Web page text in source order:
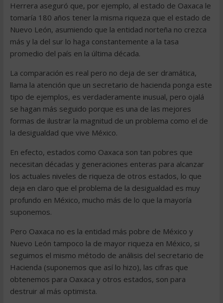
Herrera aseguró que, por ejemplo, al estado de Oaxaca le
tomaría 180 años tener la misma riqueza que el estado de
Nuevo León, asumiendo que la entidad norteña no crezca
más y la del sur lo haga constantemente a la tasa
promedio del país en la última década.
La comparación es real pero no deja de ser dramática,
llama la atención que un secretario de hacienda ponga este
tipo de ejemplos, es verdaderamente inusual, pero ojalá
se hagan más seguido porque es una de las mejores
formas de ilustrar la magnitud de un problema como el de
la desigualdad que vive México.
En efecto, estados como Oaxaca son tan pobres que
necesitan décadas y generaciones enteras para alcanzar
los actuales niveles de riqueza de otros estados, lo que
deja en claro que el problema de la desigualdad es muy
profundo en México, mucho más de lo que la mayoría
suponemos.
Pero Oaxaca no es la entidad más pobre de México y
Nuevo León tampoco la de mayor riqueza en México, si
seguimos el mismo método de análisis del secretario de
Hacienda (suponemos que así lo hizo), las cifras que
obtenemos para Oaxaca y otros estados, son para
destruir al más optimista.